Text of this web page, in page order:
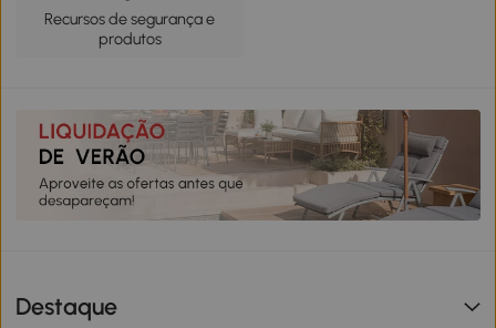
Recursos de segurança e
produtos
Destaque